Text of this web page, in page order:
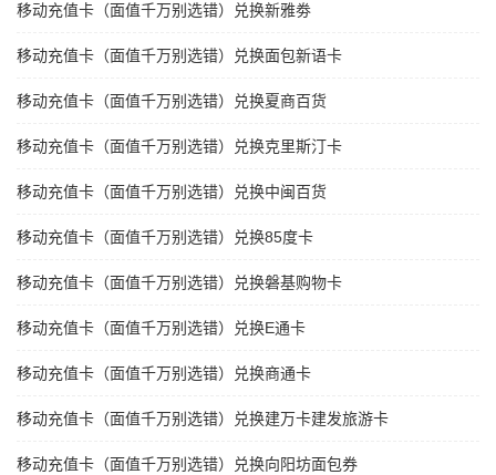
移动充值卡（面值千万别选错）兑换新雅劵
移动充值卡（面值千万别选错）兑换面包新语卡
移动充值卡（面值千万别选错）兑换夏商百货
移动充值卡（面值千万别选错）兑换克里斯汀卡
移动充值卡（面值千万别选错）兑换中闽百货
移动充值卡（面值千万别选错）兑换85度卡
移动充值卡（面值千万别选错）兑换磐基购物卡
移动充值卡（面值千万别选错）兑换E通卡
移动充值卡（面值千万别选错）兑换商通卡
移动充值卡（面值千万别选错）兑换建万卡建发旅游卡
移动充值卡（面值千万别选错）兑换向阳坊面包券